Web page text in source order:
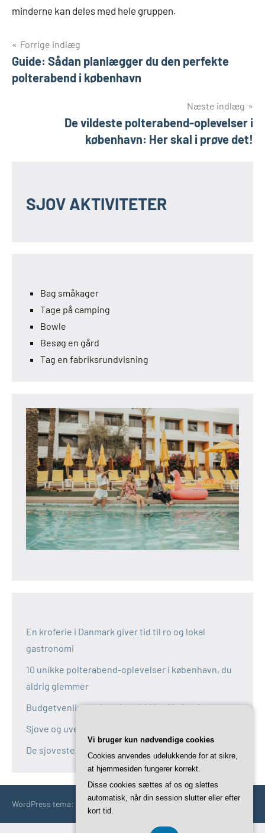
minderne kan deles med hele gruppen.
Indlægsnavigation
Forrige indlæg
Guide: Sådan planlægger du den perfekte
polterabend i københavn
Næste indlæg
De vildeste polterabend-oplevelser i
københavn: Her skal i prøve det!
SJOV AKTIVITETER
Bag småkager
Tage på camping
Bowle
Besøg en gård
Tag en fabriksrundvisning
En kroferie i Danmark giver tid til ro og lokal
gastronomi
10 unikke polterabend-oplevelser i københavn, du
aldrig glemmer
Budgetvenlige polterabend-idéer i københavn
Sjove og uventede polterabend-idéer i københavn
De sjoveste aktiviteter til polterabend i københavn
WordPress tema: Occasio by ThemeZee.
Vi bruger kun nødvendige cookies
Cookies anvendes udelukkende for at sikre,
at hjemmesiden fungerer korrekt.
Disse cookies sættes af os og slettes
automatisk, når din session slutter eller efter
kort tid.